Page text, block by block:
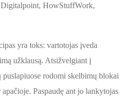
HowStuffWork,
yra toks: vartotojas įveda
užklausą. Atsižvelgiant į
puslapiuose rodomi skelbimų blokai
Paspaudę ant jo lankytojas